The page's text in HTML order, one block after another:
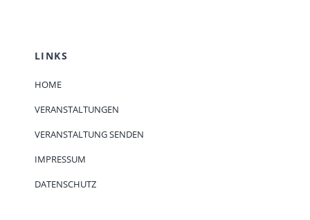
LINKS
HOME
VERANSTALTUNGEN
VERANSTALTUNG SENDEN
IMPRESSUM
DATENSCHUTZ